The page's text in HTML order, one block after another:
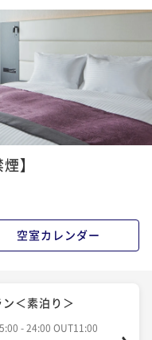
用で
¥ 35,340 ~
イ＜朝食付＞
用で
- 26:00 OUT11:00
用で
¥24,600~
¥ 23,370 ~
プルステイ＜朝食
用で
2名 ¥ 24,320 ~
利用で最大5％OFF
¥21,600~
¥ 20,520 ~
＜朝食付＞
- 26:00 OUT11:00
2名 ¥ 25,270 ~
】
空室カレンダー
＜素泊り＞
- 24:00 OUT11:00